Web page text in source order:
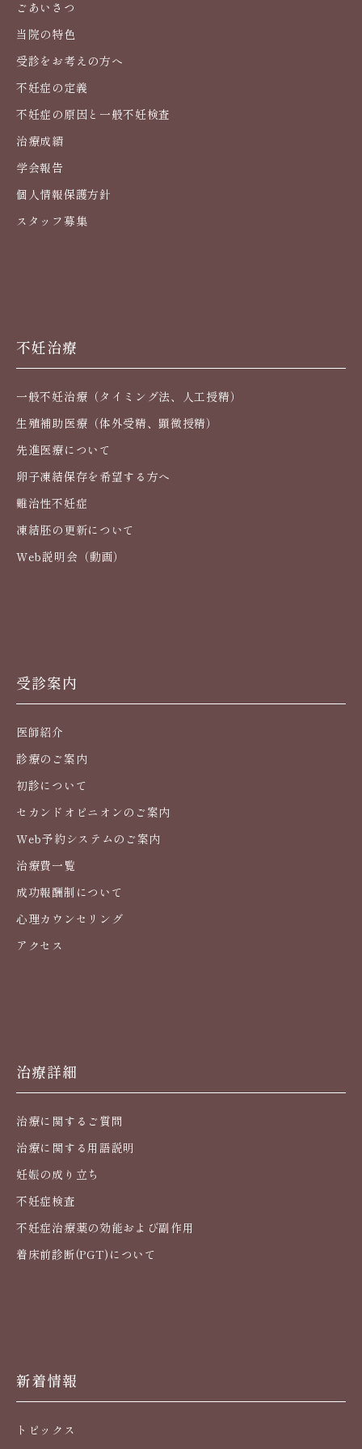
ごあいさつ
当院の特色
受診をお考えの方へ
不妊症の定義
不妊症の原因と一般不妊検査
治療成績
学会報告
個人情報保護方針
スタッフ募集
不妊治療
一般不妊治療（タイミング法、人工授精）
生殖補助医療（体外受精、顕微授精）
先進医療について
卵子凍結保存を希望する方へ
難治性不妊症
凍結胚の更新について
Web説明会（動画）
受診案内
医師紹介
診療のご案内
初診について
セカンドオピニオンのご案内
Web予約システムのご案内
治療費一覧
成功報酬制について
心理カウンセリング
アクセス
治療詳細
治療に関するご質問
治療に関する用語説明
妊娠の成り立ち
不妊症検査
不妊症治療薬の効能および副作用
着床前診断(PGT)について
新着情報
トピックス